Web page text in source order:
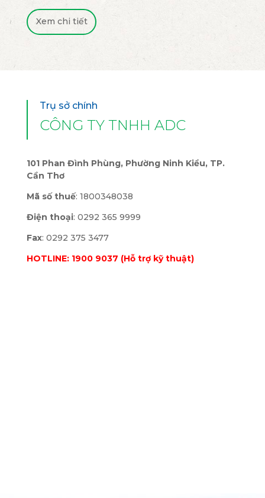
Xem chi tiết
Trụ sở chính
CÔNG TY TNHH ADC
101 Phan Đình Phùng, Phường Ninh Kiều, TP.
Cần Thơ
Mã số thuế: 1800348038
Điện thoại: 0292 365 9999
Fax: 0292 375 3477
HOTLINE: 1900 9037 (Hỗ trợ kỹ thuật)